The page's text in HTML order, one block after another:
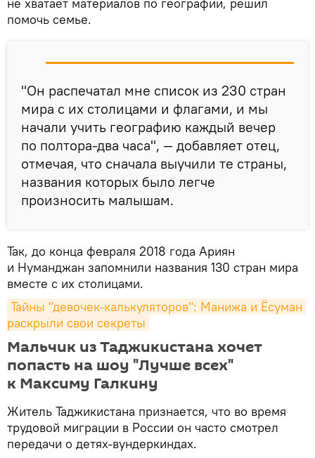
помочь семье.
"Он распечатал мне список из 230 стран
мира с их столицами и флагами, и мы
начали учить географию каждый вечер
по полтора-два часа", — добавляет отец,
отмечая, что сначала выучили те страны,
названия которых было легче
произносить малышам.
Так, до конца февраля 2018 года Ариян
и Нуманджан запомнили названия 130 стран мира
вместе с их столицами.
Тайны "девочек-калькуляторов": Манижа и Ёсуман
раскрыли свои секреты
Мальчик из Таджикистана хочет
попасть на шоу "Лучше всех"
к Максиму Галкину
Житель Таджикистана признается, что во время
трудовой миграции в России он часто смотрел
передачи о детях-вундеркиндах.